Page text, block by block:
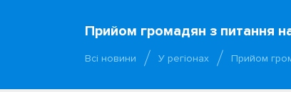
Прийом громадян з питання
Всі новини У регіонах Прийом